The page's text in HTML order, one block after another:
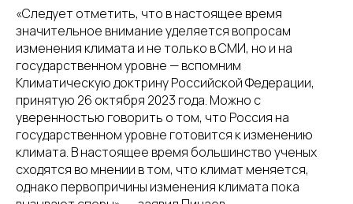
«Следует отметить, что в настоящее время
значительное внимание уделяется вопросам
изменения климата и не только в СМИ, но и на
государственном уровне — вспомним
Климатическую доктрину Российской Федерации,
принятую 26 октября 2023 года. Можно с
уверенностью говорить о том, что Россия на
государственном уровне готовится к изменению
климата. В настоящее время большинство ученых
сходятся во мнении в том, что климат меняется,
однако первопричины изменения климата пока